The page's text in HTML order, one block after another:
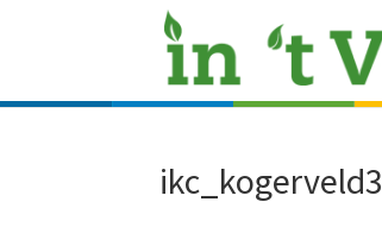
ikc_kogerveld3